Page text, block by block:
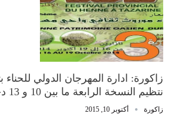
زاكورة: ادارة المهرجان الدولي
نتظيم النسخة الرابعة ما بين 10 و 13 دجنبر…
زاكورة أكتوبر 10, 2015